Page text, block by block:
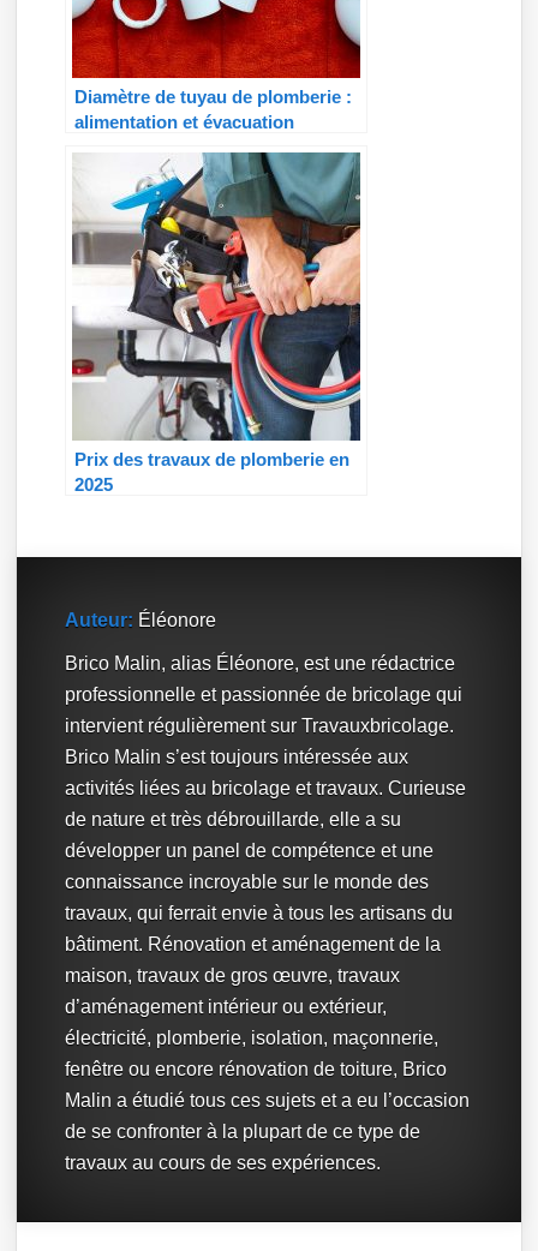
Diamètre de tuyau de plomberie :
alimentation et évacuation
Prix des travaux de plomberie en
2025
Auteur: Éléonore
Brico Malin, alias Éléonore, est une rédactrice
professionnelle et passionnée de bricolage qui
intervient régulièrement sur Travauxbricolage.
Brico Malin s’est toujours intéressée aux
activités liées au bricolage et travaux. Curieuse
de nature et très débrouillarde, elle a su
développer un panel de compétence et une
connaissance incroyable sur le monde des
travaux, qui ferrait envie à tous les artisans du
bâtiment. Rénovation et aménagement de la
maison, travaux de gros œuvre, travaux
d’aménagement intérieur ou extérieur,
électricité, plomberie, isolation, maçonnerie,
fenêtre ou encore rénovation de toiture, Brico
Malin a étudié tous ces sujets et a eu l’occasion
de se confronter à la plupart de ce type de
travaux au cours de ses expériences.